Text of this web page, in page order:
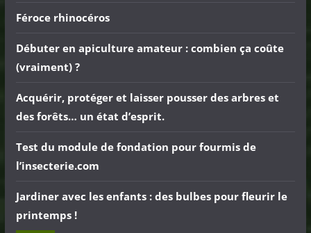
Féroce rhinocéros
Débuter en apiculture amateur : combien ça coûte
(vraiment) ?
Acquérir, protéger et laisser pousser des arbres et
des forêts… un état d’esprit.
Test du module de fondation pour fourmis de
l’insecterie.com
Jardiner avec les enfants : des bulbes pour fleurir le
printemps !